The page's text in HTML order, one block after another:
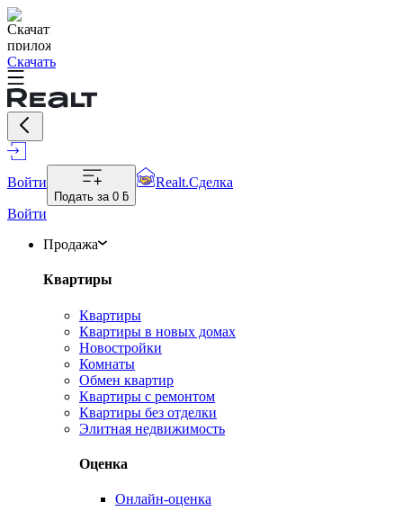
Скачать
Войти
Подать за 0 ƃ
Realt.Сделка
Войти
Продажа
Квартиры
Квартиры
Квартиры в новых домах
Новостройки
Комнаты
Обмен квартир
Квартиры с ремонтом
Квартиры без отделки
Элитная недвижимость
Оценка
Онлайн-оценка